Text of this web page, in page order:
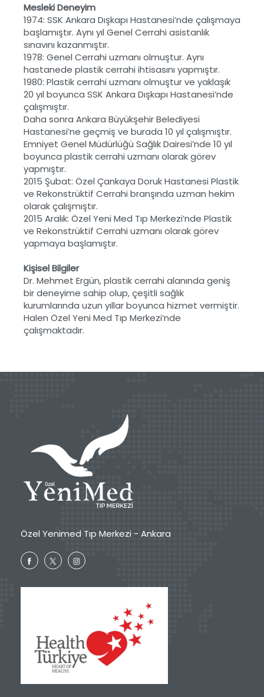
Mesleki Deneyim
1974: SSK Ankara Dışkapı Hastanesi’nde çalışmaya
başlamıştır. Aynı yıl Genel Cerrahi asistanlık
sınavını kazanmıştır.
1978: Genel Cerrahi uzmanı olmuştur. Aynı
hastanede plastik cerrahi ihtisasını yapmıştır.
1980: Plastik cerrahi uzmanı olmuştur ve yaklaşık
20 yıl boyunca SSK Ankara Dışkapı Hastanesi’nde
çalışmıştır.
Daha sonra Ankara Büyükşehir Belediyesi
Hastanesi’ne geçmiş ve burada 10 yıl çalışmıştır.
Emniyet Genel Müdürlüğü Sağlık Dairesi’nde 10 yıl
boyunca plastik cerrahi uzmanı olarak görev
yapmıştır.
2015 Şubat: Özel Çankaya Doruk Hastanesi Plastik
ve Rekonstrüktif Cerrahi branşında uzman hekim
olarak çalışmıştır.
2015 Aralık: Özel Yeni Med Tıp Merkezi’nde Plastik
ve Rekonstrüktif Cerrahi uzmanı olarak görev
yapmaya başlamıştır.
Kişisel Bilgiler
Dr. Mehmet Ergün, plastik cerrahi alanında geniş
bir deneyime sahip olup, çeşitli sağlık
kurumlarında uzun yıllar boyunca hizmet vermiştir.
Halen Özel Yeni Med Tıp Merkezi’nde
çalışmaktadır.
Özel Yenimed Tıp Merkezi - Ankara